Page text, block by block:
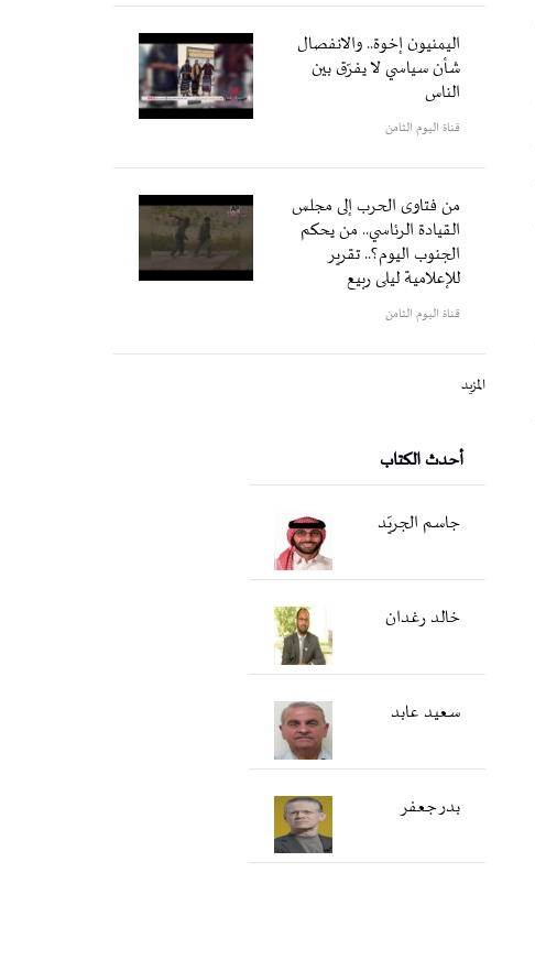
اليمنيون إخوة.. والانفصال
شأن سياسي لا يفرّق بين
الناس
قناة اليوم الثامن
من فتاوى الحرب إلى مجلس
القيادة الرئاسي.. من يحكم
الجنوب اليوم؟.. تقرير
للإعلامية ليلى ربيع
قناة اليوم الثامن
المزيد
أحدث الكتاب
جاسم الجريّد
خالد رغدان
سعید عابد
بدر جعفر